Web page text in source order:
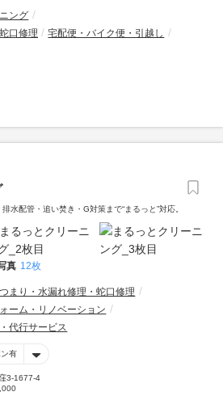
ング
口修理
宅配便・バイク便・引越し
水配管・追い焚き・G対策まで“まるっと”対応。
真 12枚
まり・水漏れ修理・蛇口修理
ーム・リノベーション
代行サービス
有
3-1677-4